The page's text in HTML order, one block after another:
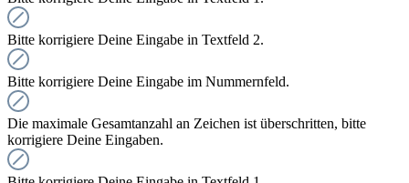
Bitte korrigiere Deine Eingabe in Textfeld 2.
Bitte korrigiere Deine Eingabe im Nummernfeld.
Die maximale Gesamtanzahl an Zeichen ist überschritten, bitte
korrigiere Deine Eingaben.